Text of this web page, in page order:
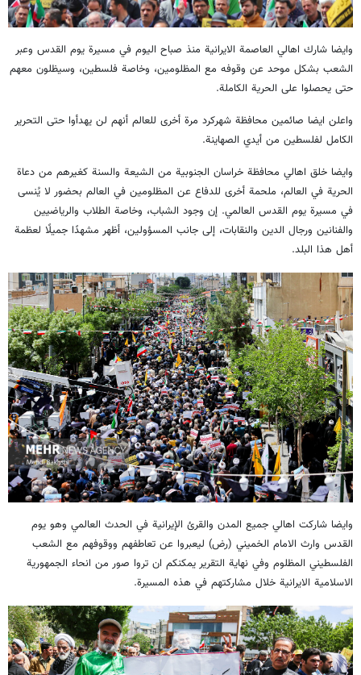
وايضا شارك اهالي العاصمة الايرانية منذ صباح اليوم في مسيرة يوم القدس وعبر
الشعب بشكل موحد عن وقوفه مع المظلومين، وخاصة فلسطين، وسيظلون معهم
حتى يحصلوا على الحرية الكاملة.
واعلن ايضا صائمين محافظة شهركرد مرة أخرى للعالم أنهم لن يهدأوا حتى التحرير
الكامل لفلسطين من أيدي الصهاينة.
وايضا خلق اهالي محافظة خراسان الجنوبية من الشيعة والسنة كغيرهم من دعاة
الحرية في العالم، ملحمة أخرى للدفاع عن المظلومين في العالم بحضور لا يُنسى
في مسيرة يوم القدس العالمي. إن وجود الشباب، وخاصة الطلاب والرياضيين
والفنانين ورجال الدين والنقابات، إلى جانب المسؤولين، أظهر مشهدًا جميلًا لعظمة
أهل هذا البلد.
وايضا شاركت اهالي جميع المدن والقرئ الإيرانية في الحدث العالمي وهو يوم
القدس وارث الامام الخميني (رض) ليعبروا عن تعاطفهم ووقوفهم مع الشعب
الفلسطيني المظلوم وفي نهاية التقرير يمكنكم ان تروا صور من انحاء الجمهورية
الاسلامية الايرانية خلال مشاركتهم في هذه المسيرة.